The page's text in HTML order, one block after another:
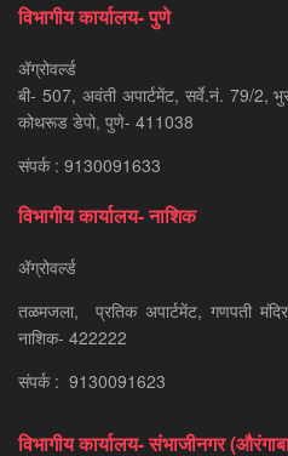
विभागीय कार्यालय- पुणे
ॲग्रोवर्ल्ड
बी- 507, अवंती अपार्टमेंट, सर्वे.नं. 79/2,
कोथरूड डेपो, पुणे- 411038
संपर्क : 9130091633
विभागीय कार्यालय- नाशिक
ॲग्रोवर्ल्ड
तळमजला, प्रतिक अपार्टमेंट, गणपती
नाशिक- 422222
संपर्क : 9130091623
विभागीय कार्यालय- संभाजीनगर